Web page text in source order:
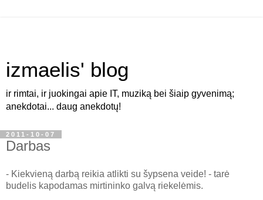
izmaelis' blog
ir rimtai, ir juokingai apie IT, muziką bei šiaip gyvenimą;
anekdotai... daug anekdotų!
2011-10-07
Darbas
- Kiekvieną darbą reikia atlikti su šypsena veide! - tarė
budelis kapodamas mirtininko galvą riekelėmis.